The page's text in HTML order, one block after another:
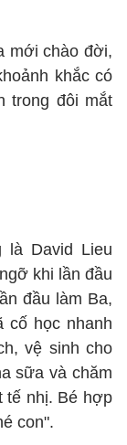
mới chào đời,
khắc có
trong đôi mắt
là David Lieu
khi lần đầu
đầu làm Ba,
cố học nhanh
vệ sinh cho
sữa và chăm
tế nhị. Bé hợp
con".